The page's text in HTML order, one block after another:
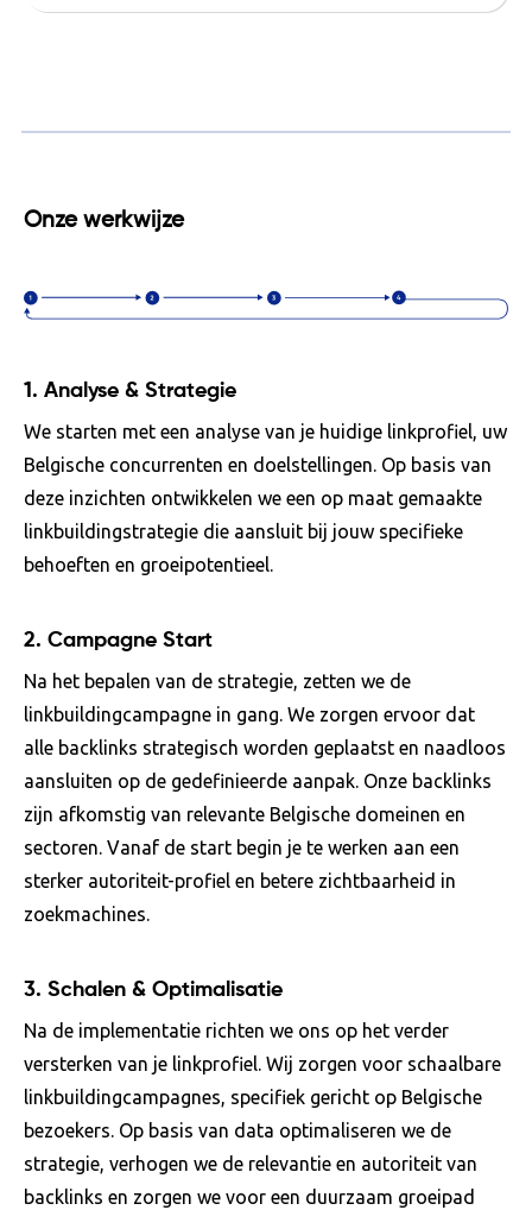
Onze werkwijze
1. Analyse & Strategie
We starten met een analyse van je huidige linkprofiel, uw
Belgische concurrenten en doelstellingen. Op basis van
deze inzichten ontwikkelen we een op maat gemaakte
linkbuildingstrategie die aansluit bij jouw specifieke
behoeften en groeipotentieel.
2. Campagne Start
Na het bepalen van de strategie, zetten we de
linkbuildingcampagne in gang. We zorgen ervoor dat
alle backlinks strategisch worden geplaatst en naadloos
aansluiten op de gedefinieerde aanpak. Onze backlinks
zijn afkomstig van relevante Belgische domeinen en
sectoren. Vanaf de start begin je te werken aan een
sterker autoriteit-profiel en betere zichtbaarheid in
zoekmachines.
3. Schalen & Optimalisatie
Na de implementatie richten we ons op het verder
versterken van je linkprofiel. Wij zorgen voor schaalbare
linkbuildingcampagnes, specifiek gericht op Belgische
bezoekers. Op basis van data optimaliseren we de
strategie, verhogen we de relevantie en autoriteit van
backlinks en zorgen we voor een duurzaam groeipad